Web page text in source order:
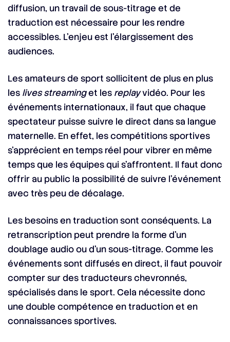
diffusion, un travail de sous-titrage et de
traduction est nécessaire pour les rendre
accessibles. L’enjeu est l’élargissement des
audiences.
Les amateurs de sport sollicitent de plus en plus
les lives streaminget les replayvidéo. Pour les
événements internationaux, il faut que chaque
spectateur puisse suivre le direct dans sa langue
maternelle. En effet, les compétitions sportives
s’apprécient en temps réel pour vibrer en même
temps que les équipes qui s’affrontent. Il faut donc
offrir au public la possibilité de suivre l’événement
avec très peu de décalage.
Les besoins en traduction sont conséquents. La
retranscription peut prendre la forme d’un
doublage audio ou d’un sous-titrage. Comme les
événements sont diffusés en direct, il faut pouvoir
compter sur des traducteurs chevronnés,
spécialisés dans le sport. Cela nécessite donc
une double compétence en traduction et en
connaissances sportives.